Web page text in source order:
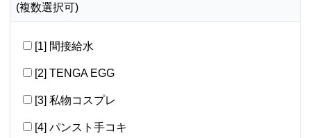
(複数選択可)
[1] 間接給水
[2] TENGA EGG
[3] 私物コスプレ
[4] パンスト手コキ